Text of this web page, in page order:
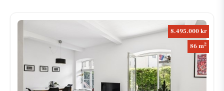
8.495.000 kr
86 m2